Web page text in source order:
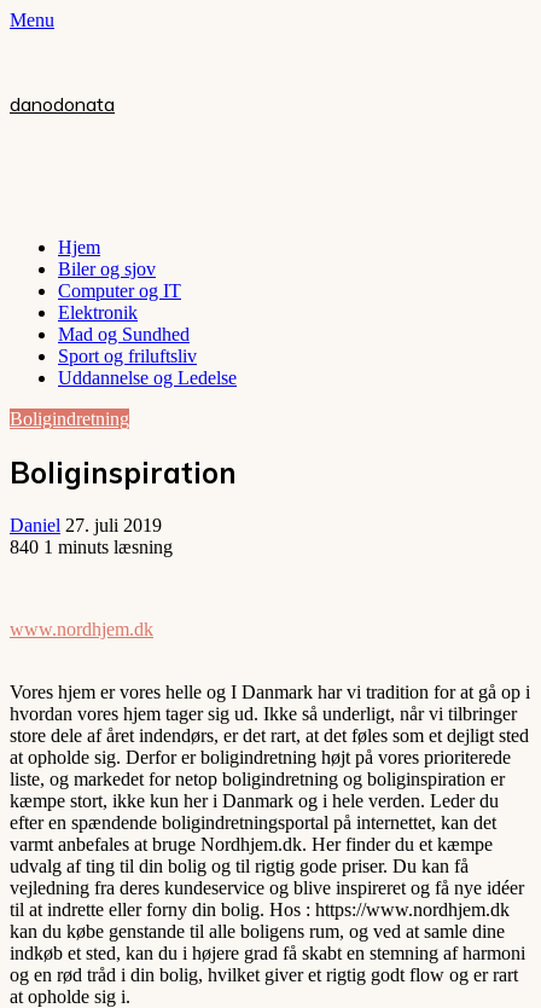
Menu
danodonata
Hjem
Biler og sjov
Computer og IT
Elektronik
Mad og Sundhed
Sport og friluftsliv
Uddannelse og Ledelse
Boligindretning
Boliginspiration
Daniel 27. juli 2019
840 1 minuts læsning
www.nordhjem.dk
Vores hjem er vores helle og I Danmark har vi tradition for at gå op i
hvordan vores hjem tager sig ud. Ikke så underligt, når vi tilbringer
store dele af året indendørs, er det rart, at det føles som et dejligt sted
at opholde sig. Derfor er boligindretning højt på vores prioriterede
liste, og markedet for netop boligindretning og boliginspiration er
kæmpe stort, ikke kun her i Danmark og i hele verden. Leder du
efter en spændende boligindretningsportal på internettet, kan det
varmt anbefales at bruge Nordhjem.dk. Her finder du et kæmpe
udvalg af ting til din bolig og til rigtig gode priser. Du kan få
vejledning fra deres kundeservice og blive inspireret og få nye idéer
til at indrette eller forny din bolig. Hos : https://www.nordhjem.dk
kan du købe genstande til alle boligens rum, og ved at samle dine
indkøb et sted, kan du i højere grad få skabt en stemning af harmoni
og en rød tråd i din bolig, hvilket giver et rigtig godt flow og er rart
at opholde sig i.